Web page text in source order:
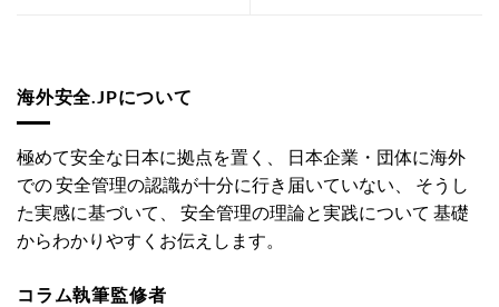
海外安全.JPについて
極めて安全な日本に拠点を置く、 日本企業・団体に海外
での 安全管理の認識が十分に行き届いていない、 そうし
た実感に基づいて、 安全管理の理論と実践について 基礎
からわかりやすくお伝えします。
コラム執筆監修者